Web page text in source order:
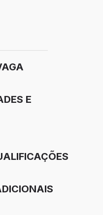
E